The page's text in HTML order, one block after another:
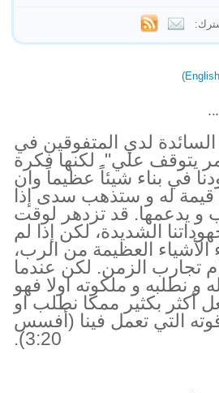
لدي المتفوقين في
يتوقف علي". لكنها فكرة
في بناء شيئاً عظيماً وان
قيمة له و ستذهب سدى إذا
و يدعمها. قد تزدهر لوقت
الشديدة، لكن إذا لم
العظيمة من الرب،
تجارب الزمن. لكن عندما
و نطلبه و ملكوته اولا فهو
أكثر بكثير ممكا نطلب او
التي تعمل فينا (أفسس
3:20).